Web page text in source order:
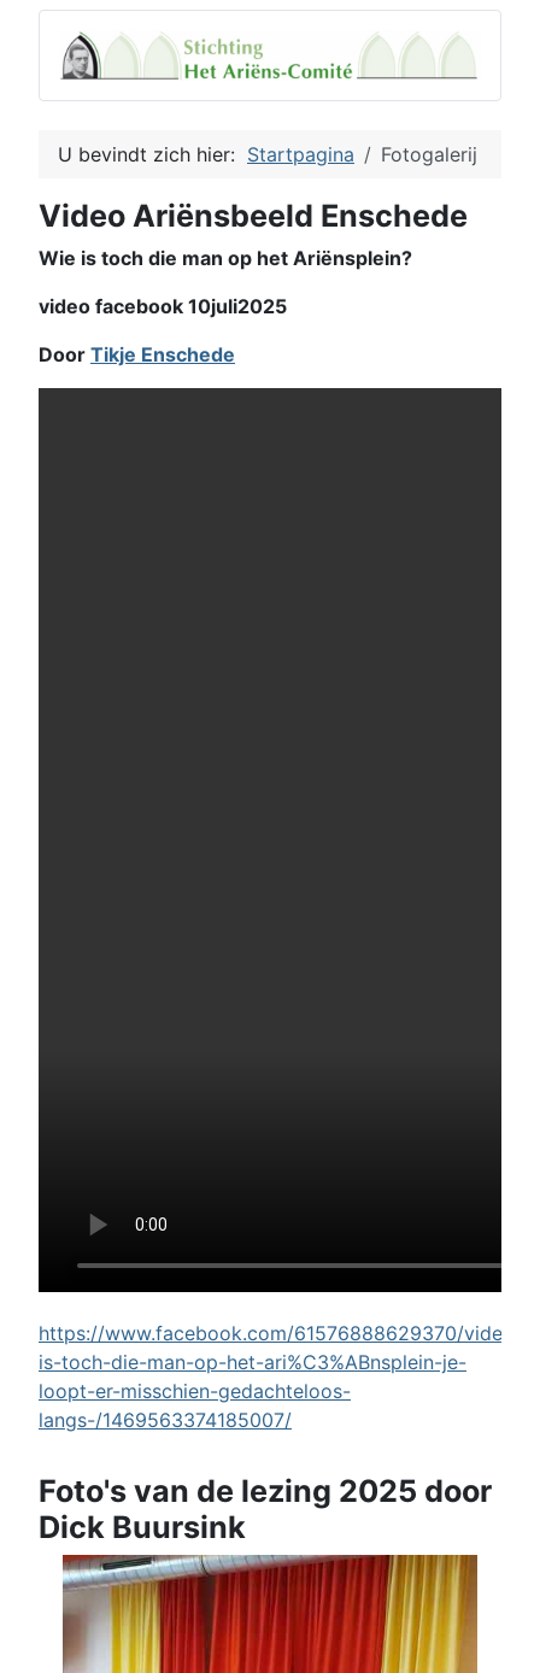
U bevindt zich hier: Startpagina Fotogalerij
Video Ariënsbeeld Enschede
Wie is toch die man op het Ariënsplein?
video facebook 10juli2025
Door Tikje Enschede
https://www.facebook.com/61576888629370/videos/
is-toch-die-man-op-het-ari%C3%ABnsplein-je-
loopt-er-misschien-gedachteloos-
langs-/1469563374185007/
Foto's van de lezing 2025 door
Dick Buursink